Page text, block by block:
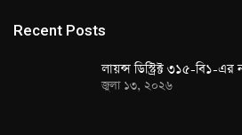
Recent Posts
লায়ন্স ডিস্ট্রিক্ট ৩১৫-বি১-
জুলা ১৩, ২০২৬